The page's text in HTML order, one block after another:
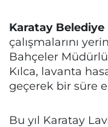
Karatay Belediye
çalışmalarını
Bahçeler
Kılca, lavanta
geçerek bir süre
Bu yıl Karatay